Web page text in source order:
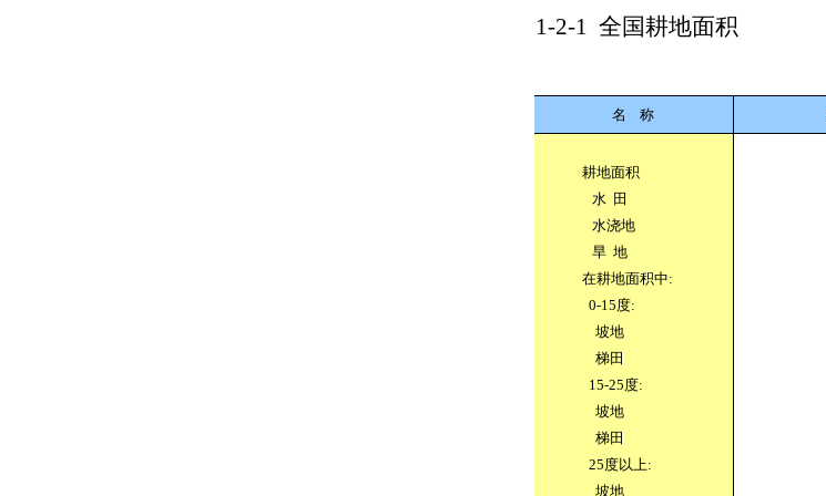
1-2-1 全国耕地面积
名
称
耕地面积
水 田
水浇地
旱 地
在耕地面积中:
0-15度:
坡地
梯田
15-25度:
坡地
梯田
25度以上:
坡地